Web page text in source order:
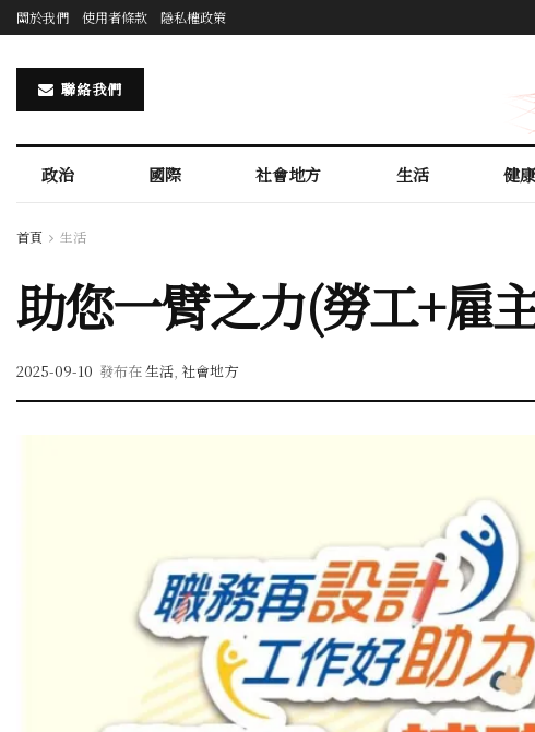
關於我們 使用者條款 隱私權政策
聯絡我們
政治 國際 社會地方 生活 健康
首頁 生活
助您一臂之力(勞工+雇
2025-09-10 發布在生活, 社會地方